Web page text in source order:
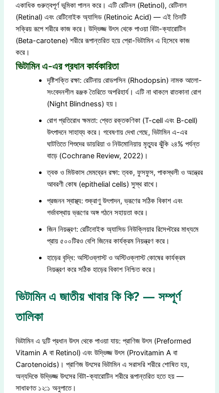
একাধিক গুরুত্বপূর্ণ ভূমিকা পালন করে। এটি রেটিনল (Retinol), রেটিনাল
(Retinal) এবং রেটিনোইক অ্যাসিড (Retinoic Acid) — এই তিনটি
সক্রিয় রূপে শরীরে কাজ করে। উদ্ভিজ্জ উৎস থেকে পাওয়া বিটা-ক্যারোটিন
(Beta-carotene) শরীরে রূপান্তরিত হয়ে প্রো-ভিটামিন এ হিসেবে কাজ
করে।
ভিটামিন এ-এর প্রধান কার্যকারিতা
দৃষ্টিশক্তি রক্ষা: রেটিনায় রোডপসিন (Rhodopsin) নামক আলো-
সংবেদনশীল রঞ্জক তৈরিতে অপরিহার্য। এটি না থাকলে রাতকানা রোগ
(Night Blindness) হয়।
রোগ প্রতিরোধ ক্ষমতা: শ্বেত রক্তকণিকা (T-cell এবং B-cell)
উৎপাদনে সাহায্য করে। গবেষণায় দেখা গেছে, ভিটামিন এ-এর
ঘাটতিতে শিশুদের ডায়রিয়া ও নিউমোনিয়ায় মৃত্যুর ঝুঁকি ২৪% পর্যন্ত
বাড়ে (Cochrane Review, 2022)।
ত্বক ও মিউকাস মেমব্রেন রক্ষা: ত্বক, ফুসফুস, পাকস্থলী ও অন্ত্রের
আবরণী কোষ (epithelial cells) সুস্থ রাখে।
প্রজনন স্বাস্থ্য: শুক্রাণু উৎপাদন, ভ্রূণের সঠিক বিকাশ এবং
গর্ভাবস্থায় ভ্রূণের অঙ্গ গঠনে সহায়তা করে।
জিন নিয়ন্ত্রণ: রেটিনোইক অ্যাসিড নিউক্লিয়ার রিসেপ্টরের মাধ্যমে
প্রায় ৫০০টিরও বেশি জিনের কার্যক্রম নিয়ন্ত্রণ করে।
হাড়ের বৃদ্ধি: অস্টিওব্লাস্ট ও অস্টিওক্লাস্ট কোষের কার্যক্রম
নিয়ন্ত্রণ করে সঠিক হাড়ের বিকাশ নিশ্চিত করে।
ভিটামিন এ জাতীয় খাবার কি কি? — সম্পূর্ণ
তালিকা
ভিটামিন এ দুটি প্রধান উৎস থেকে পাওয়া যায়: প্রাণিজ উৎস (Preformed
Vitamin A বা Retinol) এবং উদ্ভিজ্জ উৎস (Provitamin A বা
Carotenoids)। প্রাণিজ উৎসের ভিটামিন এ সরাসরি শরীরে শোষিত হয়,
অন্যদিকে উদ্ভিজ্জ উৎসের বিটা-ক্যারোটিন শরীরে রূপান্তরিত হতে হয় —
সাধারণত ১২:১ অনুপাতে।